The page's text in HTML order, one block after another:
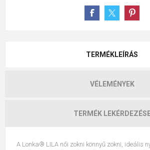
TERMÉKLEÍRÁS
VÉLEMÉNYEK
TERMÉK
A Lonka® LILA női zokni könnyű zokni, ideális